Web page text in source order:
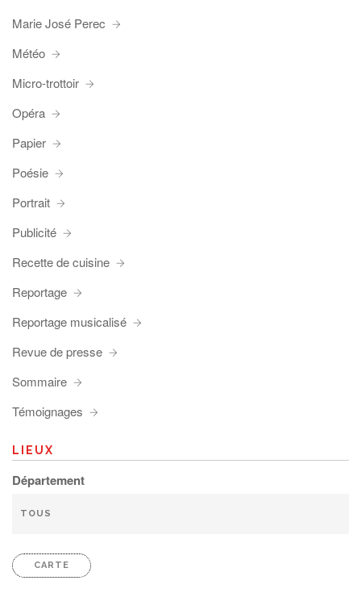
Marie José Perec
Météo
Micro-trottoir
Opéra
Papier
Poésie
Portrait
Publicité
Recette de cuisine
Reportage
Reportage musicalisé
Revue de presse
Sommaire
Témoignages
LIEUX
Département
CARTE